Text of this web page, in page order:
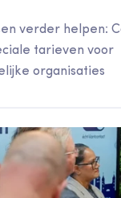
verder helpen:
tarieven voor
organisaties